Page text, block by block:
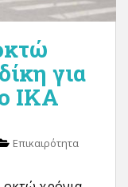
για
ΙΚΑ
Επικαιρότητα